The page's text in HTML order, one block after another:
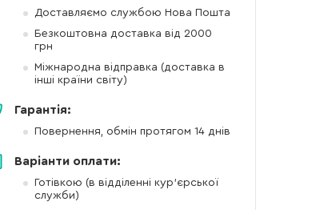
Доставляємо службою Нова Пошта
Безкоштовна доставка від 2000
грн
Міжнародна відправка (доставка в
інші країни світу)
Гарантія:
Повернення, обмін протягом 14 днів
Варіанти оплати:
Готівкою (в відділенні кур'єрської
служби)